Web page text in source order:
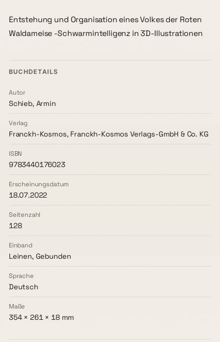
Entstehung und Organisation eines Volkes der Roten
Waldameise -Schwarmintelligenz in 3D-Illustrationen
BUCHDETAILS
Autor
Schieb, Armin
Verlag
Franckh-Kosmos, Franckh-Kosmos Verlags-GmbH & Co. KG
ISBN
9783440176023
Erscheinungsdatum
18.07.2022
Seitenzahl
128
Einband
Leinen, Gebunden
Sprache
Deutsch
Maße
354 × 261 × 18 mm